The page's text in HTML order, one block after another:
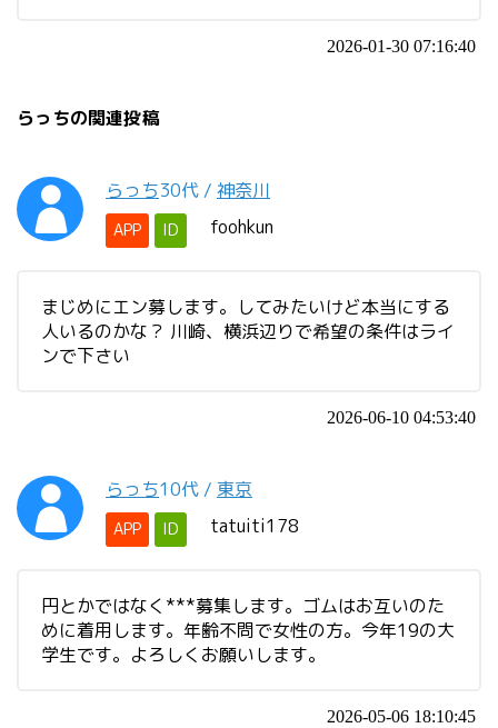
2026-01-30 07:16:40
らっちの関連投稿
らっち30代 / 神奈川
APP ID foohkun
まじめにエン募します。してみたいけど本当にする
人いるのかな？ 川崎、横浜辺りで希望の条件はライ
ンで下さい
2026-06-10 04:53:40
らっち10代 / 東京
APP ID tatuiti178
円とかではなく***募集します。ゴムはお互いのた
めに着用します。年齢不問で女性の方。今年19の大
学生です。よろしくお願いします。
2026-05-06 18:10:45